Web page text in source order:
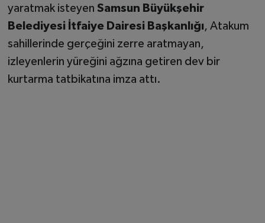
yaratmak isteyen Samsun Büyükşehir
Belediyesi İtfaiye Dairesi Başkanlığı, Atakum
sahillerinde gerçeğini zerre aratmayan,
izleyenlerin yüreğini ağzına getiren dev bir
kurtarma tatbikatına imza attı.